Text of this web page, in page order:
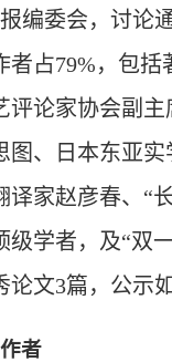
编委会，讨论
者占79%，包括
评论家协会副
图、日本东亚实
译家赵彦春、“
级学者，及“双
论文3篇，公示如
作者